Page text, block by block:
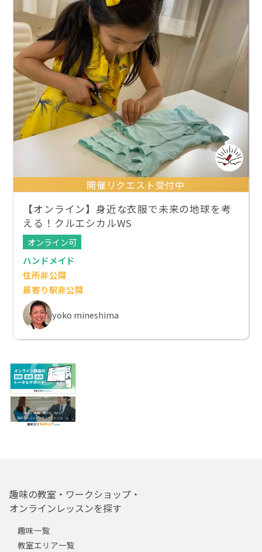
開催リクエスト受付中
【オンライン】身近な衣服で未来の地球を考
える！クルエシカルWS
オンライン可
ハンドメイド
住所非公開
最寄り駅非公開
yoko mineshima
趣味の教室・ワークショップ・
オンラインレッスンを探す
趣味一覧
教室エリア一覧